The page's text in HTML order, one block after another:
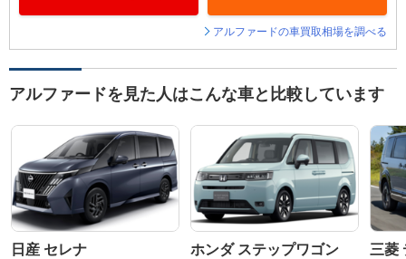
アルファードの車買取相場を調べる
アルファードを見た人はこんな車と比較しています
日産 セレナ ホンダ ステップワゴン 三菱